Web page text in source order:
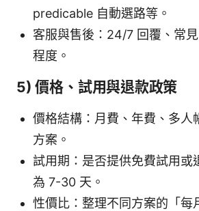
predicable 自動選路等。
客服與售後：24/7 回覆、常
程度。
5) 價格、試用與退款政策
價格結構：月費、年費、多人
方案。
試用期：是否提供免費試用或
為 7-30 天。
性價比：整理不同方案的「每